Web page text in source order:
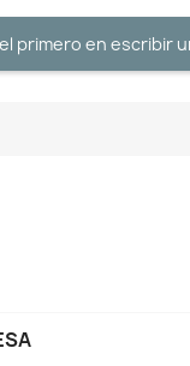
primero en escribir